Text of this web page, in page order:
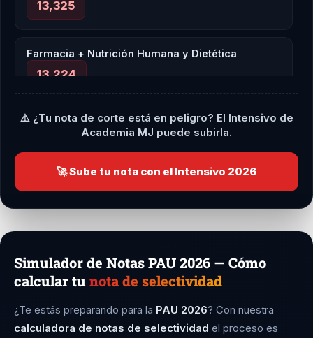
13,325
Farmacia + Nutrición Humana y Dietética
13,224
Odontología
Estudios Ingleses + Filología Hispánica
12,862
Biotecnología
12,784
Enfermería
⚠️ ¿Tu nota de corte está en peligro? El Intensivo de
Academia MJ puede subirla.
🚀 Sube tu nota con el Intensivo 2026
Simulador de Notas PAU 2026 — Cómo
calcular tunota de selectividad
¿Te estás preparando para la PAU 2026? Con nuestra
calculadora de notas de selectividad el proceso es